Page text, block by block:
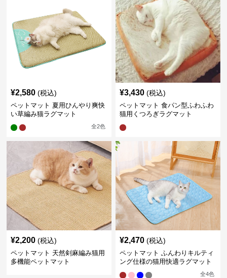
¥2,580 (税込)
ペットマット 夏用ひんやり爽快
い草編み猫ラグマット
全2色
¥3,430 (税込)
ペットマット 食パン型ふわふわ
猫用くつろぎラグマット
¥2,200 (税込)
ペットマット 天然剣麻編み猫用
多機能ペットマット
¥2,470 (税込)
ペットマット ふんわりキルティ
ング仕様の猫用快適ラグマット
全4色